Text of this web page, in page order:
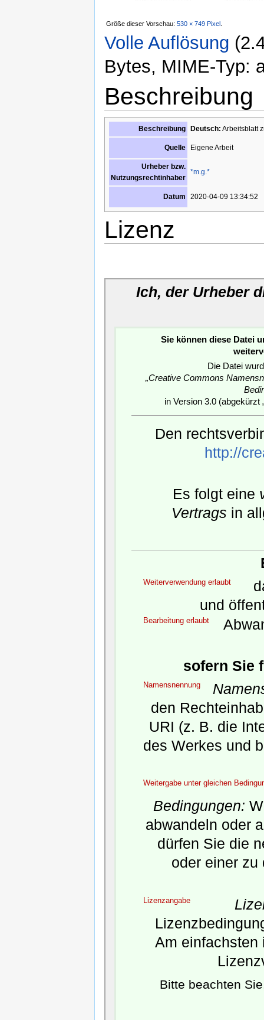
Größe dieser Vorschau: 530 × 749 Pixel
Volle Auflösung
Bytes, MIME-Typ:
Beschreibung
Beschreibung Deutsch: Arbeitsblatt
Quelle Eigene Arbeit
Urheber bzw.
Nutzungsrechtinhaber
*m.g.*
Datum 2020-04-09 13:34:52
Lizenz
Ich, der Urheber
Sie können diese Datei
Die Datei
„Creative Commons
in Version 3.0 (abgekürzt
Den
http://
Es folgt eine
Vertrags in
Weiterverwendung erlaubt
und
Bearbeitung erlaubt
sofern Sie
Namensnennung
den
URI (z. B. die
des Werkes und
Weitergabe unter gleichen
Bedingungen:
abwandeln oder
dürfen Sie die
oder einer zu
Lizenzangabe
Am einfachsten
Bitte beachten